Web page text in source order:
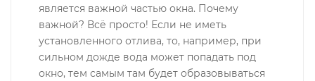
является важной частью окна. Почему
важной? Всё просто! Если не иметь
установленного отлива, то, например, при
сильном дожде вода может попадать под
окно, тем самым там будет образовываться